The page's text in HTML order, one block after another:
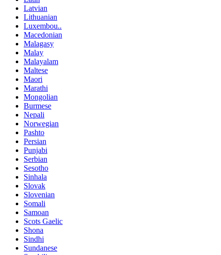
Latvian
Lithuanian
Luxembou..
Macedonian
Malagasy
Malay
Malayalam
Maltese
Maori
Marathi
Mongolian
Burmese
Nepali
Norwegian
Pashto
Persian
Punjabi
Serbian
Sesotho
Sinhala
Slovak
Slovenian
Somali
Samoan
Scots Gaelic
Shona
Sindhi
Sundanese